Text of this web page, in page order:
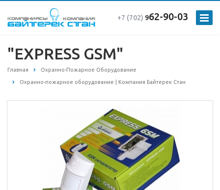
+7 (702) 962-90-03
"EXPRESS GSM"
Главная Охранно-Пожарное Оборудование
Охранно-пожарное оборудование | Компания Байтерек Стан